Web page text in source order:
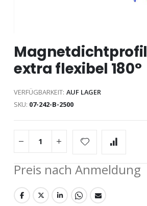
Anfang
der
Bildgalerie
Magnetdichtprofil
extra flexibel 180°
VERFÜGBARKEIT: AUF LAGER
SKU 07-242-B-2500
Preis nach Anmeldung